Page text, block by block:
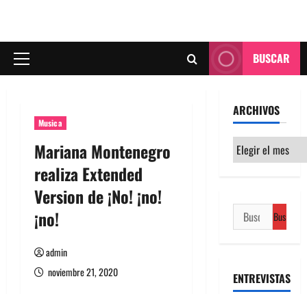
Menú
BUSCAR
Musica
Mariana Montenegro
realiza Extended
Version de ¡No! ¡no!
¡no!
admin
noviembre 21, 2020
ARCHIVOS
Archivos
Buscar:
ENTREVISTAS